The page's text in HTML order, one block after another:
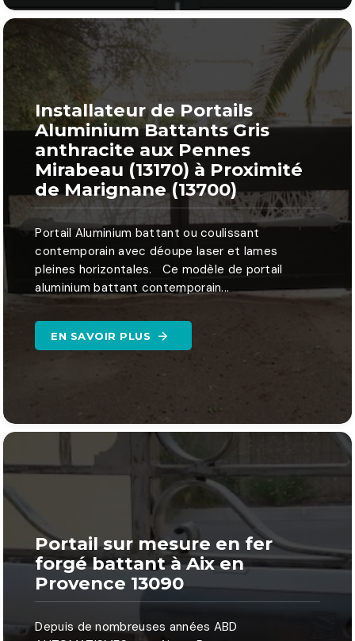
Installateur de Portails
Aluminium Battants Gris
anthracite aux Pennes
Mirabeau (13170) à Proximité
de Marignane (13700)
Portail Aluminium battant ou coulissant
contemporain avec déoupe laser et lames
pleines horizontales. Ce modèle de portail
aluminium battant contemporain...
EN SAVOIR PLUS
Portail sur mesure en fer
forgé battant à Aix en
Provence 13090
Depuis de nombreuses années ABD